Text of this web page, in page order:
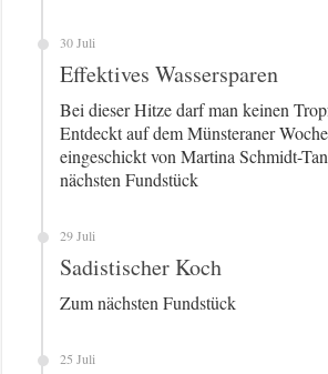
30 Juli
Effektives Wassersparen
Bei dieser Hitze darf man keinen
Entdeckt auf dem Münsteraner
eingeschickt von Martina Schmidt-
nächsten Fundstück
29 Juli
Sadistischer Koch
Zum nächsten Fundstück
25 Juli